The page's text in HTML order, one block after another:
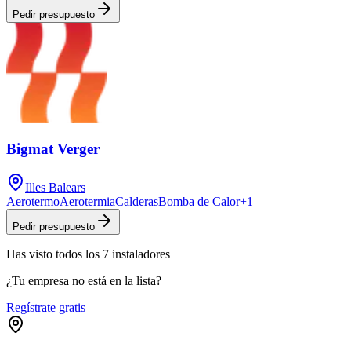
Pedir presupuesto
Bigmat Verger
Illes Balears
AerotermoAerotermiaCalderasBomba de Calor+1
Pedir presupuesto
Has visto todos los 7 instaladores
¿Tu empresa no está en la lista?
Regístrate gratis